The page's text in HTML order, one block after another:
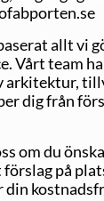
allt vi
Vårt team
arkitektur,
dig från
om du
på
din